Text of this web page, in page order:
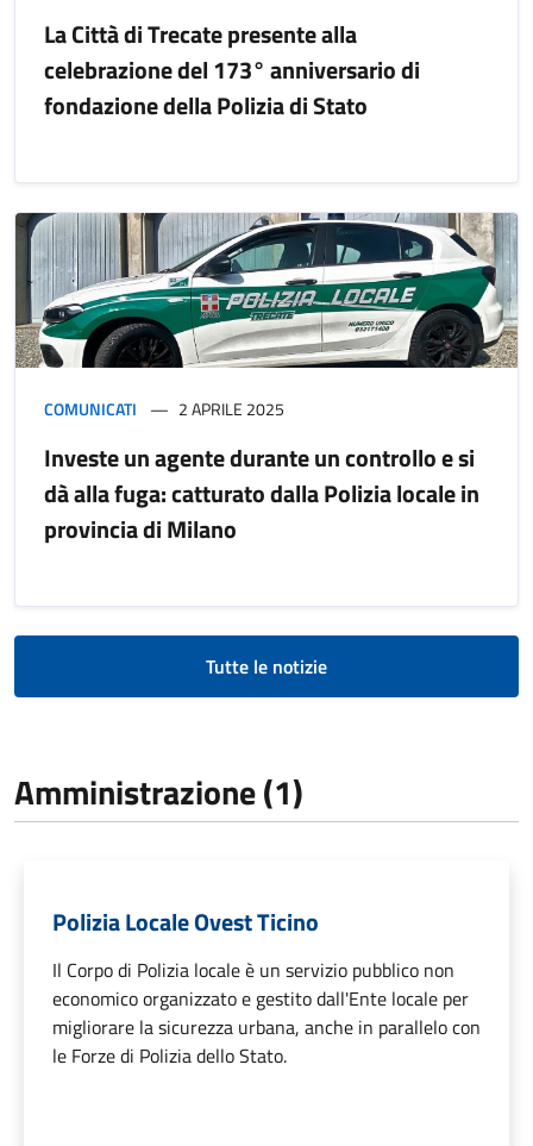
La Città di Trecate presente alla
celebrazione del 173° anniversario di
fondazione della Polizia di Stato
COMUNICATI 2 APRILE 2025
Investe un agente durante un controllo e si
dà alla fuga: catturato dalla Polizia locale in
provincia di Milano
Tutte le notizie
Amministrazione (1)
Polizia Locale Ovest Ticino
Il Corpo di Polizia locale è un servizio pubblico non
economico organizzato e gestito dall'Ente locale per
migliorare la sicurezza urbana, anche in parallelo con
le Forze di Polizia dello Stato.